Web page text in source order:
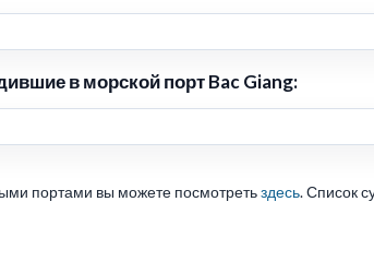
в морской порт Bac Giang:
портами вы можете посмотретьздесь. Список